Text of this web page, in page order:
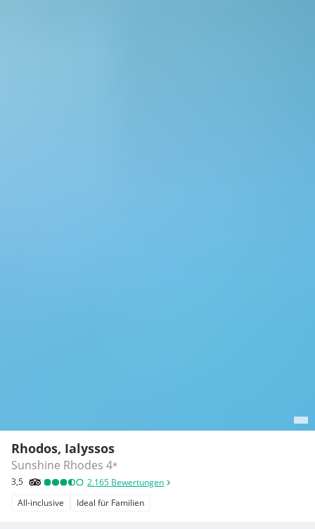
Rhodos, Ialyssos
Sunshine Rhodes 4*
3,5 2.165 Bewertungen
All-inclusive
Ideal für Familien